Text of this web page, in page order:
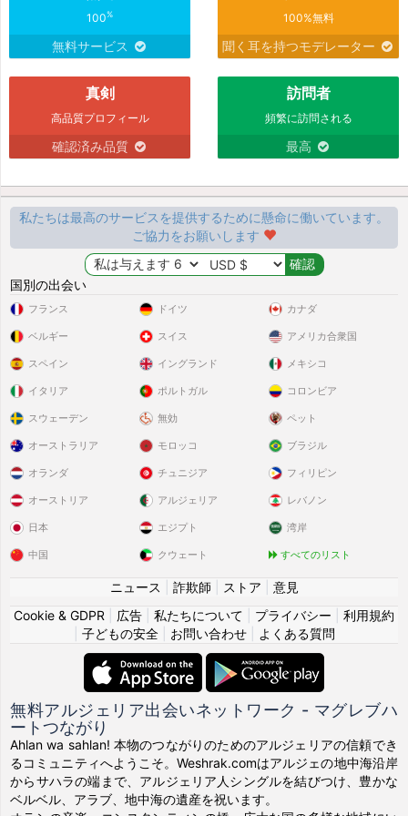
100%
無料サービス
100%無料
聞く耳を持つモデレーター
真剣
高品質プロフィール
確認済み品質
訪問者
頻繁に訪問される
最高
私たちは最高のサービスを提供するために懸命に働いています。
ご協力をお願いします
国別の出会い
フランス
ベルギー
スペイン
イタリア
スウェーデン
ドイツ
スイス
イングランド
ポルトガル
無効
カナダ
アメリカ合衆国
メキシコ
コロンビア
ペット
オーストラリア
オランダ
オーストリア
日本
中国
モロッコ
チュニジア
アルジェリア
エジプト
クウェート
ブラジル
フィリピン
レバノン
湾岸
すべてのリスト
ニュース 詐欺師 ストア
意見
Cookie & GDPR
広告 私たちについて プライバシー
利用規約
子どもの安全| お問い合わせ| よくある質問
無料アルジェリア出会いネットワーク - マグレブハ
ートつながり
Ahlan wa sahlan! 本物のつながりのためのアルジェリアの信頼でき
るコミュニティへようこそ。Weshrak.comはアルジェの地中海沿岸
からサハラの端まで、アルジェリア人シングルを結びつけ、豊かな
ベルベル、アラブ、地中海の遺産を祝います。